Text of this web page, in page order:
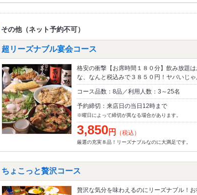
その他（ネット予約不可）
超リーズナブル宴会コース
格安の衝撃【お席時間１８０分】飲み放題
な、なんと税込みで３８５０円！ヤバいじゃ
コース品数：8品／利用人数：3～25名
予約締切：来店日の当日12時まで
※曜日によって締切が異なる場合があります。
3,850円 （税込）
厳選の充実８品！リーズナブルなのに大満足です。
ちょこっと贅沢コース
贅沢な気分を味わえるのにリーズナブル！